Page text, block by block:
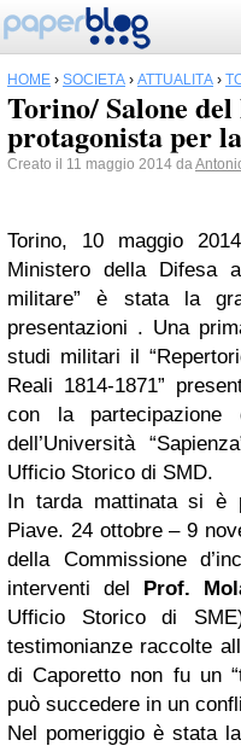
HOME › SOCIETÀ › ATTUALITÀ ›
Torino/ Salone
protagonista per
Creato il 11 maggio 2014 da
Torino, 10 maggio
Ministero della Difesa
militare” è stata la
presentazioni . Una
studi militari il
Reali 1814-1871”
con la partecipazione
dell’Università
Ufficio Storico di SMD.
In tarda mattinata si è
Piave. 24 ottobre – 9
della Commissione
interventi del Prof.
Ufficio Storico di
testimonianze raccolte
di Caporetto non fu un
può succedere in un
Nel pomeriggio è stata